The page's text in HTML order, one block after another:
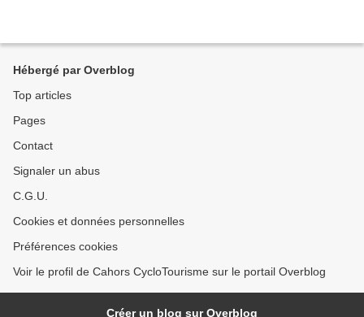
Hébergé par Overblog
Top articles
Pages
Contact
Signaler un abus
C.G.U.
Cookies et données personnelles
Préférences cookies
Voir le profil de Cahors CycloTourisme sur le portail Overblog
Créer un blog sur Overblog